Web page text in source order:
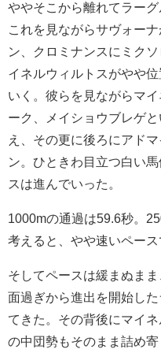
ややそこから離れてラー
これを見ながらサヴォー
ン、クロミナンスにミク
イネルウィルトスがやや
いく。彼らを見ながらマ
ーク、メイショウブレゲ
え、その更に後ろにアド
ン。ひときわ目立つ白い
スは進んでいった。
1000mの通過は59.6秒。
考えると、やや速いペース
そしてペースは緩まぬま
面過ぎから進出を開始し
てきた。その背後にマイ
の中団勢もそのまま詰め